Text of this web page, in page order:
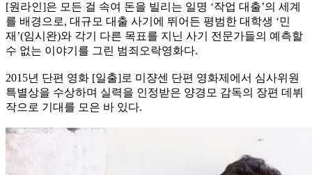
[원라인]은 모든 걸 속여 돈을 빌리는 일명 ‘작업 대출’의 세계
를 배경으로, 대규모 대출 사기에 뛰어든 평범한 대학생 ‘민
재’(임시완)와 각기 다른 목표를 지닌 사기 전문가들의 예측할
수 없는 이야기를 그린 범죄오락영화다.
2015년 단편 영화 [일출]로 미쟝센 단편 영화제에서 심사위원
특별상을 수상하며 실력을 인정받은 양경모 감독의 장편 데뷔
작으로 기대를 모은 바 있다.